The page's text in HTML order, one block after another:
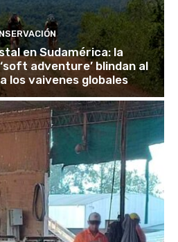
en Sudamérica: la
adventure’ blindan al
los vaivenes globales